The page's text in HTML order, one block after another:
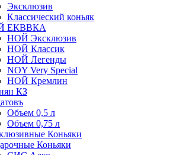
Эксклюзив
Классический коньяк
ЕКВВКА
НОЙ Эксклюзив
НОЙ Классик
НОЙ Легенды
NOY Very Speсial
НОЙ Кремлин
КЗ
Объем 0,5 л
Объем 0,75 л
Коньяки
Коньяки